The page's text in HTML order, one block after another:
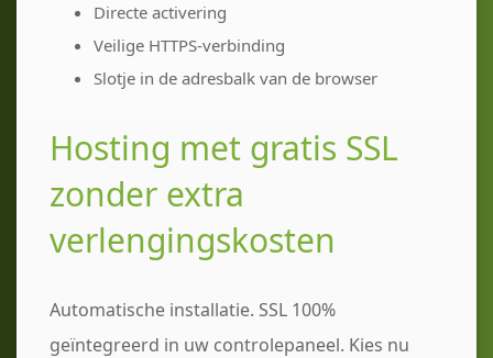
Directe activering
Veilige HTTPS-verbinding
Slotje in de adresbalk van de browser
Hosting met gratis SSL
zonder extra
verlengingskosten
Automatische installatie. SSL 100%
geïntegreerd in uw controlepaneel. Kies nu